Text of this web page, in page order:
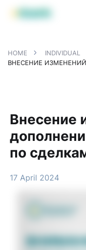
MBANK Products
HOME INDIVIDUAL
Внесение
по
17 April 2024